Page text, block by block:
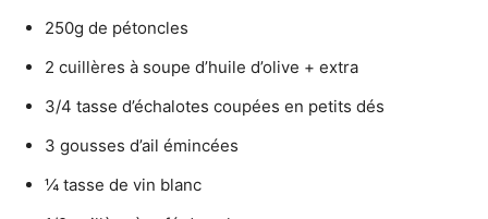
250g de pétoncles
2 cuillères à soupe d’huile d’olive + extra
3/4 ​​tasse d’échalotes coupées en petits dés
3 gousses d’ail émincées
¼ tasse de vin blanc